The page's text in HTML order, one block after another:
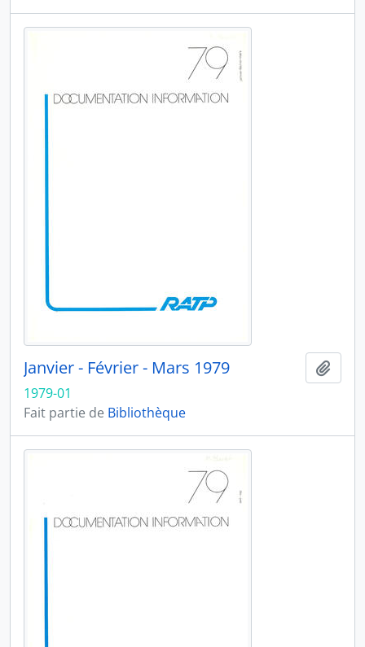
Janvier - Février - Mars 1979
1979-01
Fait partie de Bibliothèque